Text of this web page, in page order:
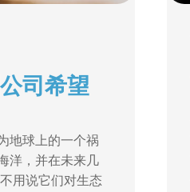
司希望
地球上的一个祸
洋，并在未来几
用说它们对生态